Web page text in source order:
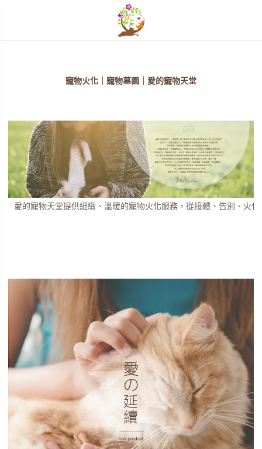
寵物火化｜寵物墓園｜愛的寵物天堂
是寵物火化服務，更是一場關於愛的告別儀式。
愛的寵物天堂提供細緻、溫暖的寵物火化服務，從接體、告別、火